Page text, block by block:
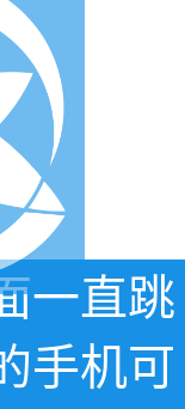
一直跳
手机可